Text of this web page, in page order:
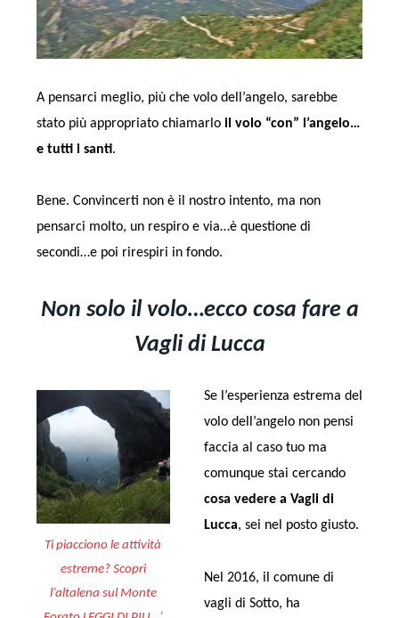
A pensarci meglio, più che volo dell’angelo, sarebbe
stato più appropriato chiamarlo il volo “con” l’angelo…
e tutti i santi.
Bene. Convincerti non è il nostro intento, ma non
pensarci molto, un respiro e via…è questione di
secondi…e poi rirespiri in fondo.
Non solo il volo…ecco cosa fare a
Vagli di Lucca
Ti piacciono le attività
estreme? Scopri
l’altalena sul Monte
Se l’esperienza estrema del
volo dell’angelo non pensi
faccia al caso tuo ma
comunque stai cercando
cosa vedere a Vagli di
Lucca, sei nel posto giusto.
Nel 2016, il comune di
vagli di Sotto, ha